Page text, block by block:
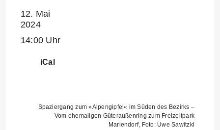
12. Mai
2024
14:00 Uhr
iCal
Spaziergang zum »Alpengipfel« im Süden des Bezirks –
Vom ehemaligen Güteraußenring zum Freizeitpark
Mariendorf, Foto: Uwe Sawitzki